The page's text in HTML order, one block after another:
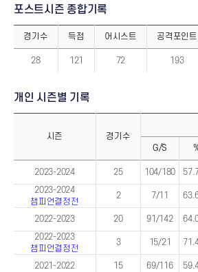
합
기
포스트시즌 종합기록
종
합
경기수 득점 어시스트 공격포인트
28 121 72 193
개인 시즌별 기록
기
즌)
시즌
2023-2024
2023-2024
챔피언결정전
2022-2023
2022-2023
챔피언결정전
2021-2022
기
록)
경기수
G/S
25 104/180
2 7/11
20 91/142
3 15/21
15 69/116